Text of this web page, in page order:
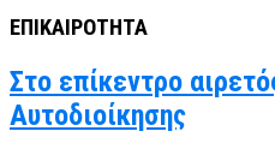
ΕΠΙΚΑΙΡΟΤΗΤΑ
Στο επίκεντρο
Αυτοδιοίκησης